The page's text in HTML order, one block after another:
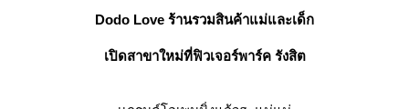
Dodo Love ร้านรวมสินค้าแม่และเด็ก
เปิดสาขาใหม่ที่ฟิวเจอร์พาร์ค รังสิต